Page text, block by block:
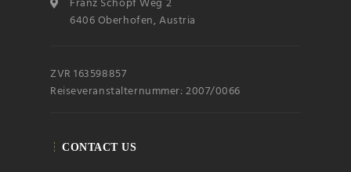
Franz Schöpf Weg 2
6406 Oberhofen, Austria
ZVR 163598857
Reiseveranstalternummer: 2007/0066
CONTACT US
accept the privacy
rules of this site